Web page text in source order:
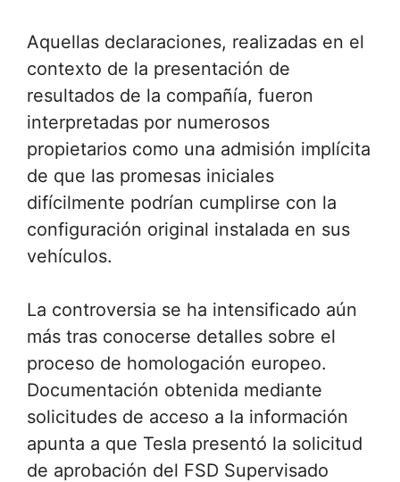
Aquellas declaraciones, realizadas en el
contexto de la presentación de
resultados de la compañía, fueron
interpretadas por numerosos
propietarios como una admisión implícita
de que las promesas iniciales
difícilmente podrían cumplirse con la
configuración original instalada en sus
vehículos.
La controversia se ha intensificado aún
más tras conocerse detalles sobre el
proceso de homologación europeo.
Documentación obtenida mediante
solicitudes de acceso a la información
apunta a que Tesla presentó la solicitud
de aprobación del FSD Supervisado